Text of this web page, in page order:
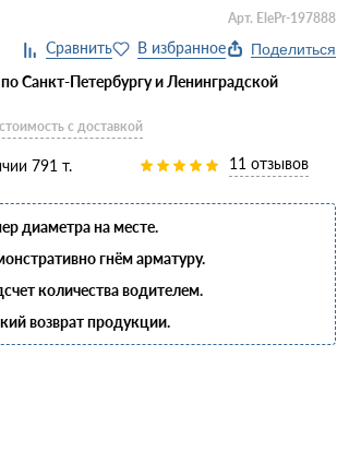
Арт. ElePr-197888
Поделиться
Санкт-Петербургу и Ленинградской
с доставкой
791 т. 11 отзывов
диаметра на месте.
гнём арматуру.
количества водителем.
возврат продукции.